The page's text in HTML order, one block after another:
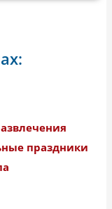
праздники